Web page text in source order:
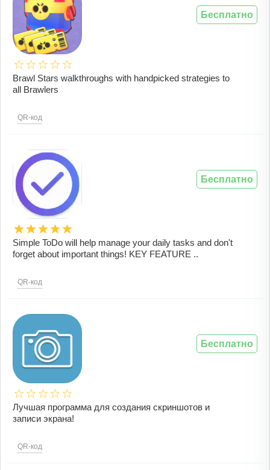
Brawl Stars walkthroughs with handpicked strategies to
all Brawlers
QR-код
Бесплатно
Simple ToDo will help manage your daily tasks and don't
forget about important things! KEY FEATURE ..
QR-код
Бесплатно
Лучшая программа для создания скриншотов и
записи экрана!
QR-код
Бесплатно